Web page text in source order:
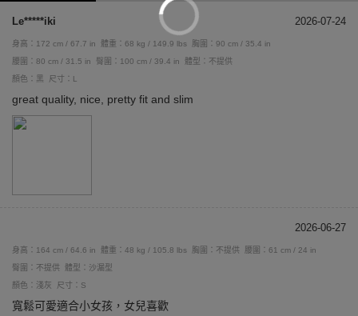
Le*****iki 2026-07-24
身高：172 cm / 67.7 in 體重：68 kg / 149.9 lbs
胸圍：90 cm / 35.4 in
腰圍：80 cm / 31.5 in
臀圍：100 cm / 39.4 in
體型：不提供
顏色：黑
尺寸：L
great quality, nice, pretty fit and slim
2026-06-27
身高：164 cm / 64.6 in 體重：48 kg / 105.8 lbs 胸圍：不提供
腰圍：61 cm / 24 in
臀圍：不提供
體型：沙漏型
顏色：淺灰
尺寸：S
寬鬆可愛適合小女孩，女兒喜歡